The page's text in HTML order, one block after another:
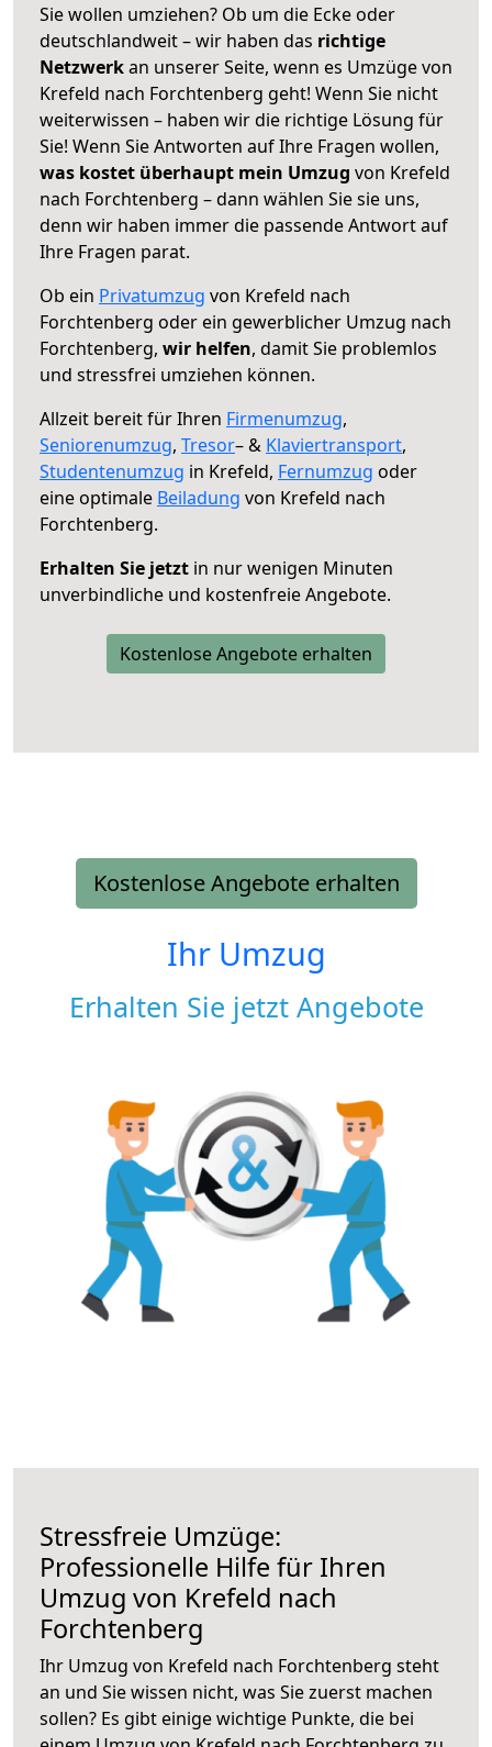
Sie wollen umziehen? Ob um die Ecke oder
deutschlandweit – wir haben das richtige
Netzwerkan unserer Seite, wenn es Umzüge von
Krefeld nach Forchtenberg geht! Wenn Sie nicht
weiterwissen – haben wir die richtige Lösung für
Sie! Wenn Sie Antworten auf Ihre Fragen wollen,
was kostet überhaupt mein Umzug von Krefeld
nach Forchtenberg – dann wählen Sie sie uns,
denn wir haben immer die passende Antwort auf
Ihre Fragen parat.
Ob ein Privatumzug von Krefeld nach
Forchtenberg oder ein gewerblicher Umzug nach
Forchtenberg, wir helfen, damit Sie problemlos
und stressfrei umziehen können.
Allzeit bereit für Ihren Firmenumzug,
Seniorenumzug, Tresor– & Klaviertransport,
Studentenumzug in Krefeld, Fernumzug oder
eine optimale Beiladung von Krefeld nach
Forchtenberg.
Erhalten Sie jetzt in nur wenigen Minuten
unverbindliche und kostenfreie Angebote.
Kostenlose Angebote erhalten
Kostenlose Angebote erhalten
Ihr Umzug
Erhalten Sie jetzt Angebote
Stressfreie Umzüge:
Professionelle Hilfe für Ihren
Umzug von Krefeld nach
Forchtenberg
Ihr Umzug von Krefeld nach Forchtenberg steht
an und Sie wissen nicht, was Sie zuerst machen
sollen? Es gibt einige wichtige Punkte, die bei